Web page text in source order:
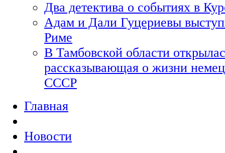
Два детектива о событиях в
Адам и Дали Гуцериевы
Риме
В Тамбовской области
рассказывающая о жизни
СССР
Главная
Новости